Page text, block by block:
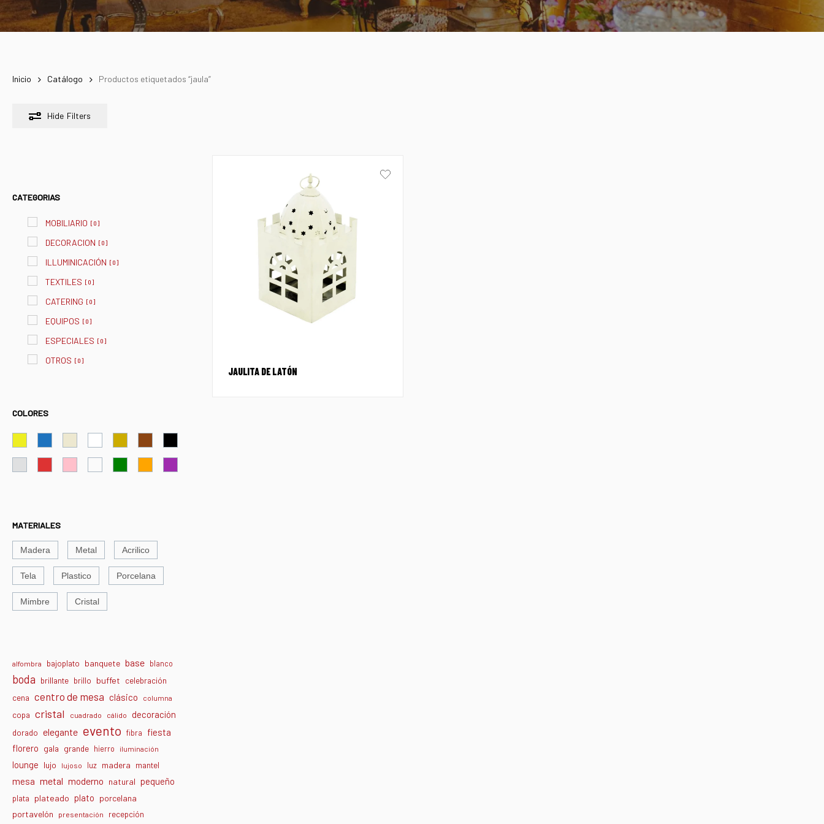
Inicio Catálogo Productos etiquetados “jaula”
Hide Filters
CATEGORIAS
MOBILIARIO [0]
DECORACION [0]
ILLUMINICACIÓN [0]
TEXTILES [0]
CATERING [0]
EQUIPOS [0]
ESPECIALES [0]
OTROS [0]
COLORES
MATERIALES
Madera Metal Acrilico
Tela Plastico Porcelana
Mimbre Cristal
alfombra bajoplato banquete base blanco
boda brillante brillo buffet celebración
cena centro de mesa clásico columna
copa cristal cuadrado cálido decoración
dorado elegante evento fibra fiesta
florero gala grande hierro iluminación
lounge lujo lujoso luz madera mantel
mesa metal moderno natural pequeño
plata plateado plato porcelana
portavelón
presentación recepción
JAULITA DE LATÓN